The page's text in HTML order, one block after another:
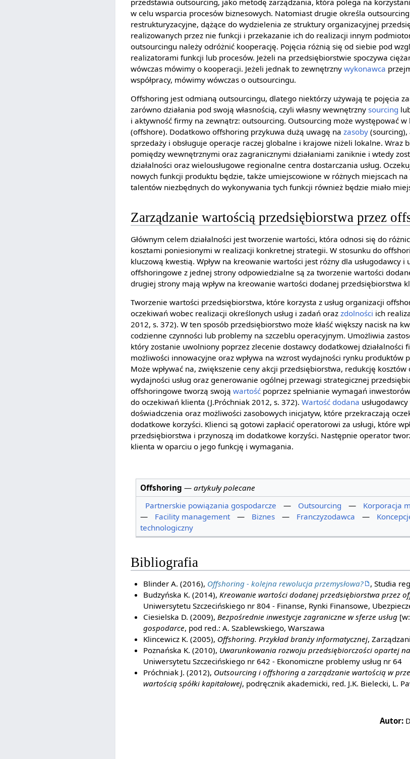
w celu wsparcia procesów biznesowych. Natomiast drugie określa
restrukturyzacyjne, dążące do wydzielenia ze struktury organizacyjnej
realizowanych przez nie funkcji i przekazanie ich do realizacji innym
outsourcingu należy odróżnić kooperację. Pojęcia różnią się od siebie pod
realizatorami funkcji lub procesów. Jeżeli na przedsiębiorstwie spoczywa
wówczas mówimy o kooperacji. Jeżeli jednak to zewnętrznywykonawca
współpracy, mówimy wówczas o outsourcingu.
Offshoring jest odmianą outsourcingu, dlatego niektórzy używają te pojęcia
zarówno działania pod swoją własnością, czyli własny wewnętrznysourcing
i aktywność firmy na zewnątrz: outsourcing. Outsourcing może występować
(offshore). Dodatkowo offshoring przykuwa dużą uwagę nazasoby (sourcing),
sprzedaży i obsługuje operacje raczej globalne i krajowe niżeli lokalne. Wraz
pomiędzy wewnętrznymi oraz zagranicznymi działaniami zaniknie i wtedy
działalności oraz wielousługowe regionalne centra dostarczania usług.
nowych funkcji produktu będzie, także umiejscowione w różnych miejscach
talentów niezbędnych do wykonywania tych funkcji również będzie miało
Zarządzanie wartością przedsiębiorstwa przez
Głównym celem działalności jest tworzenie wartości, która odnosi się do
kosztami poniesionymi w realizacji konkretnej strategii. W stosunku do
kluczową kwestią. Wpływ na kreowanie wartości jest różny dla usługodawcy i
offshoringowe z jednej strony odpowiedzialne są za tworzenie wartości
drugiej strony mają wpływ na kreowanie wartości dodanej przedsiębiorstwa
Tworzenie wartości przedsiębiorstwa, które korzysta z usług organizacji
oczekiwań wobec realizacji określonych usług i zadań orazzdolności ich
2012, s. 372). W ten sposób przedsiębiorstwo może kłaść większy nacisk na
codzienne czynności lub problemy na szczeblu operacyjnym. Umożliwia
który zostanie uwolniony poprzez zlecenie dostawcy dodatkowej działalności
możliwości innowacyjne oraz wpływa na wzrost wydajności rynku produktów
Może wpływać na, zwiększenie ceny akcji przedsiębiorstwa, redukcję
wydajności usług oraz generowanie ogólnej przewagi strategicznej
offshoringowe tworzą swojąwartość poprzez spełnianie wymagań
do oczekiwań klienta (J.Próchniak 2012, s. 372).Wartość dodana
doświadczenia oraz możliwości zasobowych inicjatyw, które przekraczają
dodatkowe korzyści. Klienci są gotowi zapłacić operatorowi za usługi, które
przedsiębiorstwa i przynoszą im dodatkowe korzyści. Następnie operator
klienta w oparciu o jego funkcję i wymagania.
Offshoring — artykuły polecane
Partnerskie powiązania gospodarcze
— Outsourcing — Korporacja
—
Facility management — Biznes — Franczyzodawca —
technologiczny
Bibliografia
Blinder A. (2016), Offshoring - kolejna rewolucja przemysłowa?
, Studia
Budzyńska K. (2014), Kreowanie wartości dodanej przedsiębiorstwa przez
Uniwersytetu Szczecińskiego nr 804 - Finanse, Rynki Finansowe,
Ciesielska D. (2009), Bezpośrednie inwestycje zagraniczne w sferze usług
gospodarce, pod red.: A. Szablewskiego, Warszawa
Klincewicz K. (2005), Offshoring. Przykład branży informatycznej,
Poznańska K. (2010), Uwarunkowania rozwoju przedsiębiorczości opartej
Uniwersytetu Szczecińskiego nr 642 - Ekonomiczne problemy usług nr 64
Próchniak J. (2012), Outsourcing i offshoring a zarządzanie wartością w
wartością spółki kapitałowej, podręcznik akademicki, red. J.K. Bielecki, L.
Autor: